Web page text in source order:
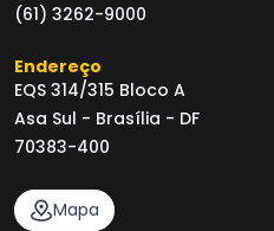
(61) 3262-9000
Endereço
EQS 314/315 Bloco A
Asa Sul - Brasília - DF
70383-400
Mapa